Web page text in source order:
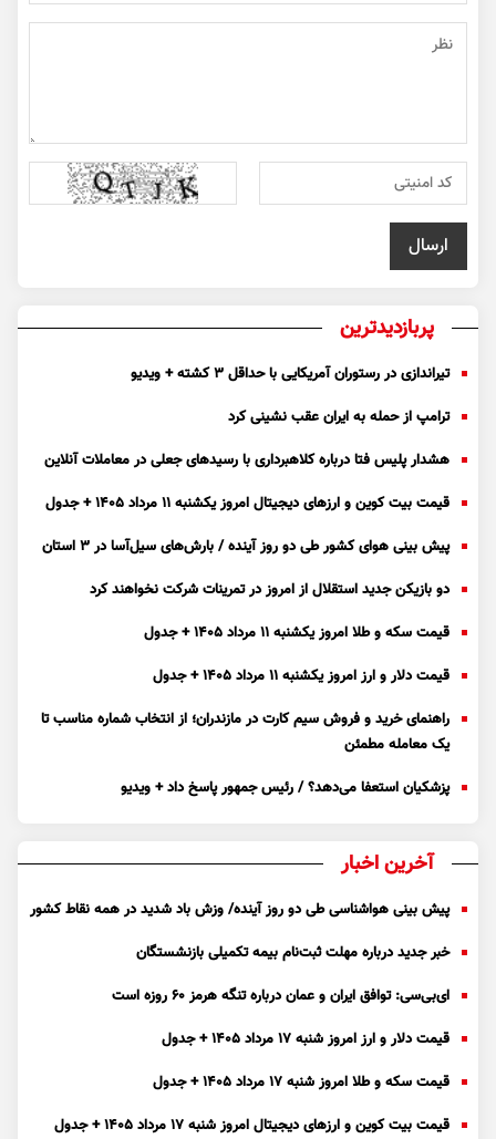
پربازدیدترین
تیراندازی در رستوران آمریکایی با حداقل ۳ کشته + ویدیو
ترامپ از حمله به ایران عقب نشینی کرد
هشدار پلیس فتا درباره کلاهبرداری با رسید‌های جعلی در معاملات آنلاین
قیمت بیت کوین و ارز‌های دیجیتال امروز یکشنبه ۱۱ مرداد ۱۴۰۵ + جدول
پیش بینی هوای کشور طی دو روز آینده / بارش‌های سیل‌آسا در ۳ استان
دو بازیکن جدید استقلال از امروز در تمرینات شرکت نخواهند کرد
قیمت سکه و طلا امروز یکشنبه ۱۱ مرداد ۱۴۰۵ + جدول
قیمت دلار و ارز امروز یکشنبه ۱۱ مرداد ۱۴۰۵ + جدول
راهنمای خرید و فروش سیم کارت در مازندران؛ از انتخاب شماره مناسب تا
یک معامله مطمئن
پزشکیان استعفا می‌دهد؟ / رئیس جمهور پاسخ داد + ویدیو
آخرین اخبار
پیش بینی هواشناسی طی دو روز آینده/ وزش باد شدید در همه نقاط کشور
خبر جدید درباره مهلت ثبت‌نام بیمه تکمیلی بازنشستگان
ای‌بی‌سی: توافق ایران و عمان درباره تنگه هرمز ۶۰ روزه است
قیمت دلار و ارز امروز شنبه ۱۷ مرداد ۱۴۰۵ + جدول
قیمت سکه و طلا امروز شنبه ۱۷ مرداد ۱۴۰۵ + جدول
قیمت بیت کوین و ارز‌های دیجیتال امروز شنبه ۱۷ مرداد ۱۴۰۵ + جدول